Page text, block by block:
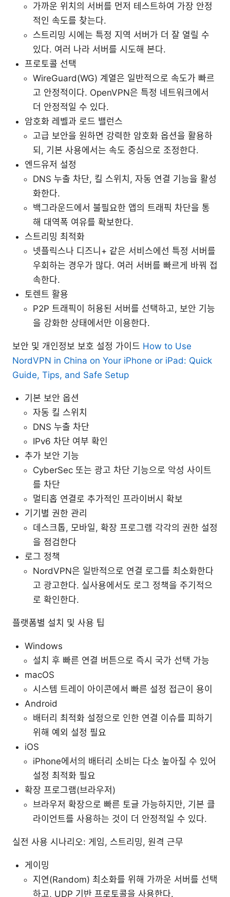
가까운 위치의 서버를 먼저 테스트하여 가장 안정
적인 속도를 찾는다.
스트리밍 시에는 특정 지역 서버가 더 잘 열릴 수
있다. 여러 나라 서버를 시도해 본다.
프로토콜 선택
WireGuard(WG) 계열은 일반적으로 속도가 빠르
고 안정적이다. OpenVPN은 특정 네트워크에서
더 안정적일 수 있다.
암호화 레벨과 로드 밸런스
고급 보안을 원하면 강력한 암호화 옵션을 활용하
되, 기본 사용에서는 속도 중심으로 조정한다.
엔드유저 설정
DNS 누출 차단, 킬 스위치, 자동 연결 기능을 활성
화한다.
백그라운드에서 불필요한 앱의 트래픽 차단을 통
해 대역폭 여유를 확보한다.
스트리밍 최적화
넷플릭스나 디즈니+ 같은 서비스에선 특정 서버를
우회하는 경우가 많다. 여러 서버를 빠르게 바꿔 접
속한다.
토렌트 활용
P2P 트래픽이 허용된 서버를 선택하고, 보안 기능
을 강화한 상태에서만 이용한다.
보안 및 개인정보 보호 설정 가이드 How to Use
NordVPN in China on Your iPhone or iPad: Quick
Guide, Tips, and Safe Setup
기본 보안 옵션
자동 킬 스위치
DNS 누출 차단
IPv6 차단 여부 확인
추가 보안 기능
CyberSec 또는 광고 차단 기능으로 악성 사이트
를 차단
멀티홉 연결로 추가적인 프라이버시 확보
기기별 권한 관리
데스크톱, 모바일, 확장 프로그램 각각의 권한 설정
을 점검한다
로그 정책
NordVPN은 일반적으로 연결 로그를 최소화한다
고 광고한다. 실사용에서도 로그 정책을 주기적으
로 확인한다.
플랫폼별 설치 및 사용 팁
Windows
설치 후 빠른 연결 버튼으로 즉시 국가 선택 가능
macOS
시스템 트레이 아이콘에서 빠른 설정 접근이 용이
Android
배터리 최적화 설정으로 인한 연결 이슈를 피하기
위해 예외 설정 필요
iOS
iPhone에서의 배터리 소비는 다소 높아질 수 있어
설정 최적화 필요
확장 프로그램(브라우저)
브라우저 확장으로 빠른 토글 가능하지만, 기본 클
라이언트를 사용하는 것이 더 안정적일 수 있다.
실전 사용 시나리오: 게임, 스트리밍, 원격 근무
게이밍
지연(Random) 최소화를 위해 가까운 서버를 선택
하고, UDP 기반 프로토콜을 사용한다.